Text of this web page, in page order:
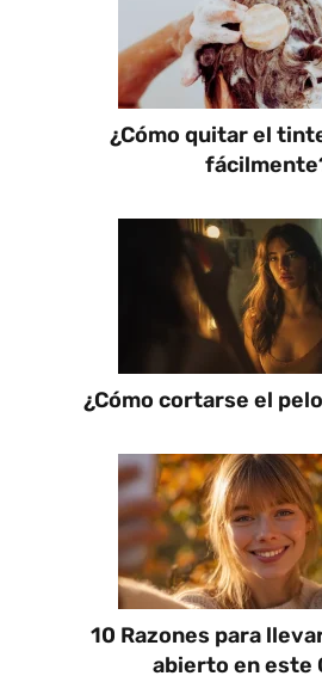
¿Cómo quitar el
¿Cómo cortarse el
10 Razones para
abierto en este